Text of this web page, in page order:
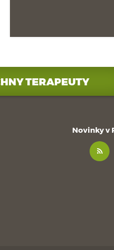
TERAPEUTY
Novinky v